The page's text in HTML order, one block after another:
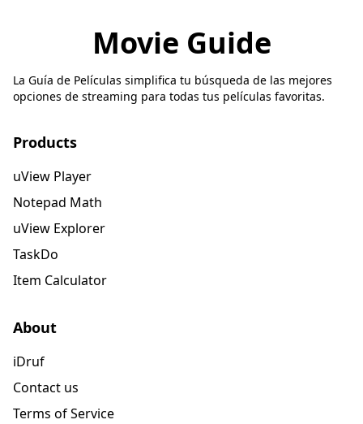
Movie Guide
La Guía de Películas simplifica tu búsqueda de las mejores
opciones de streaming para todas tus películas favoritas.
Products
uView Player
Notepad Math
uView Explorer
TaskDo
Item Calculator
About
iDruf
Contact us
Terms of Service